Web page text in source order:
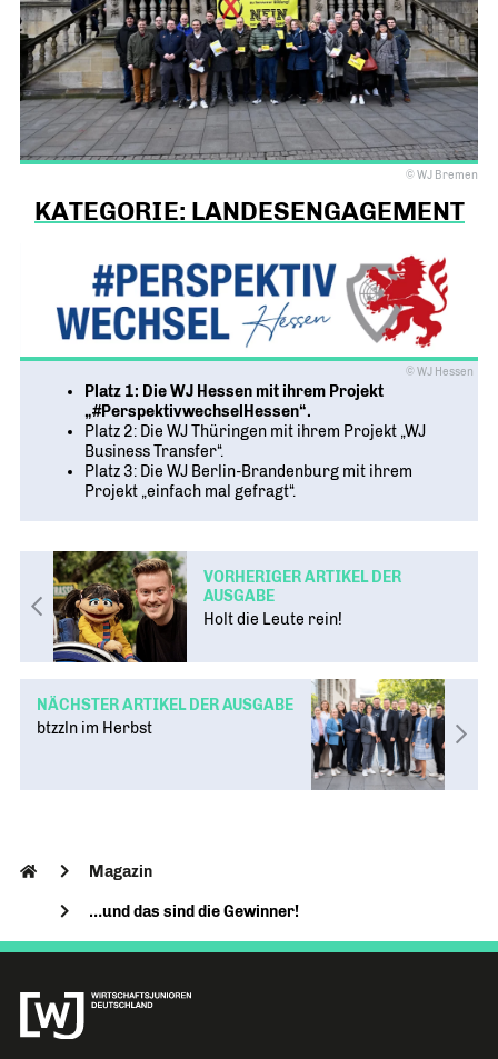
© WJ Bremen
KATEGORIE: LANDESENGAGEMENT
© WJ Hessen
Platz 1: Die WJ Hessen mit ihrem Projekt
„#PerspektivwechselHessen“.
Platz 2: Die WJ Thüringen mit ihrem Projekt „WJ
Business Transfer“.
Platz 3: Die WJ Berlin-Brandenburg mit ihrem
Projekt „einfach mal gefragt“.
VORHERIGER ARTIKEL DER
AUSGABE
Holt die Leute rein!
NÄCHSTER ARTIKEL DER AUSGABE
btzzln im Herbst
Magazin
…und das sind die Gewinner!